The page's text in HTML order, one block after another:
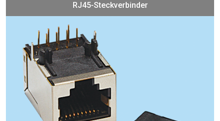
RJ45-Steckverbinder